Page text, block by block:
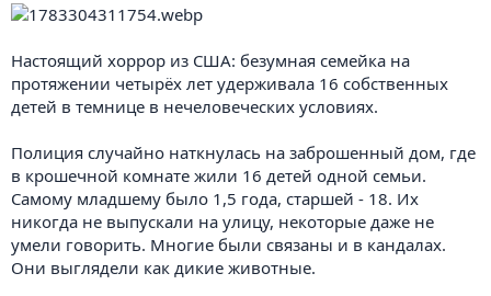
Настоящий хоррор из США: безумная семейка на
протяжении четырёх лет удерживала 16 собственных
детей в темнице в нечеловеческих условиях.
Полиция случайно наткнулась на заброшенный дом, где
в крошечной комнате жили 16 детей одной семьи.
Самому младшему было 1,5 года, старшей - 18. Их
никогда не выпускали на улицу, некоторые даже не
умели говорить. Многие были связаны и в кандалах.
Они выглядели как дикие животные.